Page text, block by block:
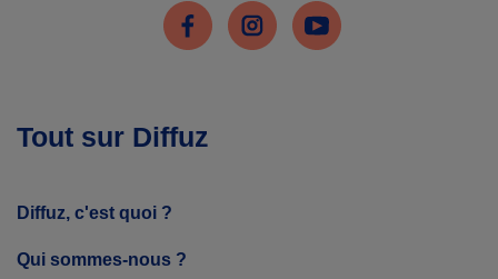
FacebookInstagramYoutube
Tout sur Diffuz
Diffuz, c'est quoi ?
Qui sommes-nous ?